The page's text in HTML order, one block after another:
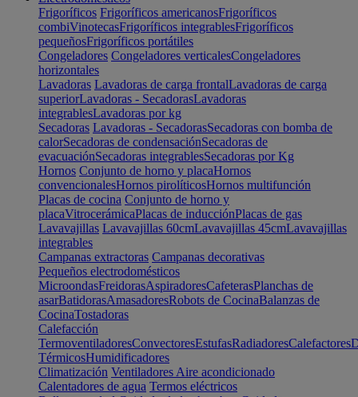
Frigoríficos Frigoríficos americanosFrigoríficos
combiVinotecasFrigoríficos integrablesFrigoríficos
pequeñosFrigoríficos portátiles
Congeladores Congeladores verticalesCongeladores
horizontales
Lavadoras Lavadoras de carga frontalLavadoras de carga
superiorLavadoras - SecadorasLavadoras
integrablesLavadoras por kg
Secadoras Lavadoras - SecadorasSecadoras con bomba de
calorSecadoras de condensaciónSecadoras de
evacuaciónSecadoras integrablesSecadoras por Kg
Hornos Conjunto de horno y placaHornos
convencionalesHornos pirolíticosHornos multifunción
Placas de cocina Conjunto de horno y
placaVitrocerámicaPlacas de inducciónPlacas de gas
Lavavajillas Lavavajillas 60cmLavavajillas 45cmLavavajillas
integrables
Campanas extractoras Campanas decorativas
Pequeños electrodomésticos
MicroondasFreidorasAspiradoresCafeterasPlanchas de
asarBatidorasAmasadoresRobots de CocinaBalanzas de
CocinaTostadoras
Calefacción
TermoventiladoresConvectoresEstufasRadiadoresCalefactores
TérmicosHumidificadores
Climatización Ventiladores Aire acondicionado
Calentadores de agua Termos eléctricos